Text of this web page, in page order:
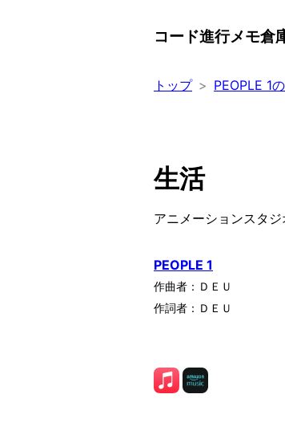
コード進行メモ倉
トップ PEOPLE 1
生活
アニメーションスタ
PEOPLE 1
作曲者： ＤＥＵ
作詞者： ＤＥＵ